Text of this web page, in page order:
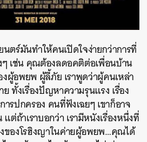
นตร์มันทำให้คนเปิดใจง่ายกว่าการที่
ๆ เช่น คุณต้องลดอคติต่อเพื่อนบ้าน
งผู้อพยพ ผู้ลี้ภัย เราพูดว่าผู้คนเหล่า
ทั้งเรื่องปัญหาความรุนแรง เรื่อง
รปกครอง คนที่ฟังเฉยๆ เขาก็อาจ
แต่ถ้าเราบอกว่า เรามีหนังเรื่องหนึ่งที่
ของโรฮิงญาในค่ายผู้อพยพ…คุณได้